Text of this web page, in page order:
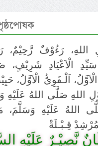
اللهِ، رَءُوْفٌ رَّحِيْمٌ،
الْاَعْيَادِ شَرِيْفٍ،
اَلْـقَوِىُّ الْاَوَّلُ،
اللهِ صَلَّى اللهُ عَلَيْهِ
اللهُ عَلَيْهِ وَسَلَّمَ،
قِـبْـلَةْ
نَّصِيْـرٌ عَلَيْهِ